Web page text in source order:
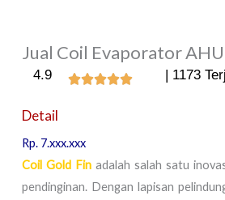
Jual Coil Evaporator
4.9 | 1173
Detail
Rp. 7.xxx.xxx
Coil Gold Fin adalah salah satu
pendinginan. Dengan lapisan